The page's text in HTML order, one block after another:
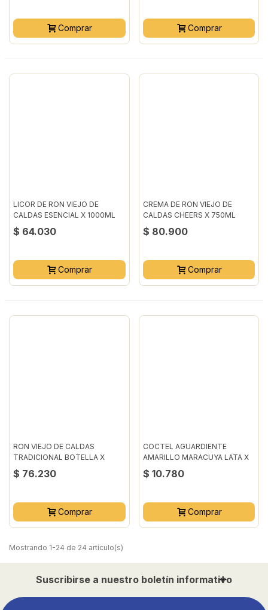
Comprar Comprar
LICOR DE RON VIEJO DE
CALDAS ESENCIAL X 1000ML
$ 64.030
Comprar
CREMA DE RON VIEJO DE
CALDAS CHEERS X 750ML
$ 80.900
Comprar
RON VIEJO DE CALDAS
TRADICIONAL BOTELLA X
1000ML
$ 76.230
Comprar
COCTEL AGUARDIENTE
AMARILLO MARACUYA LATA X
269ML
$ 10.780
Comprar
Mostrando 1-24 de 24 artículo(s)
Suscribirse a nuestro boletín informativo